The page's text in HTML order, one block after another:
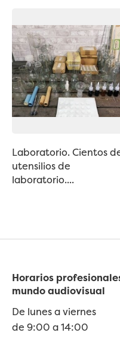
Laboratorio. Cientos
utensilios de
laboratorio....
Horarios
mundo audiovisual
De lunes a viernes
de 9:00 a 14:00